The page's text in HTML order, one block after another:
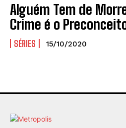
Alguém Tem de
Crime é o
SÉRIES 15/10/2020